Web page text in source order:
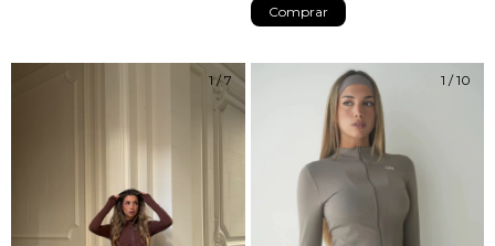
Comprar
1/7 1 /10